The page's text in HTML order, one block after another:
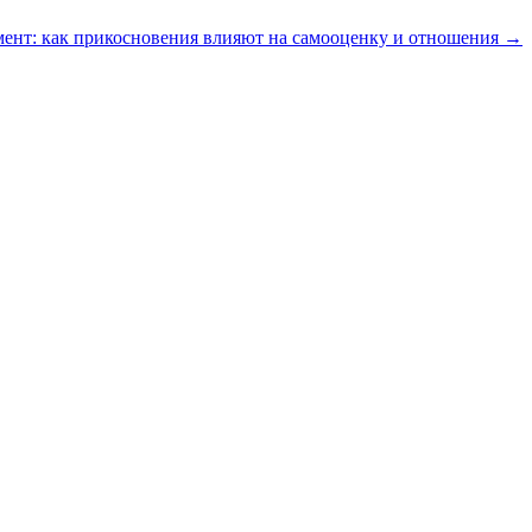
как прикосновения влияют на самооценку и отношения →